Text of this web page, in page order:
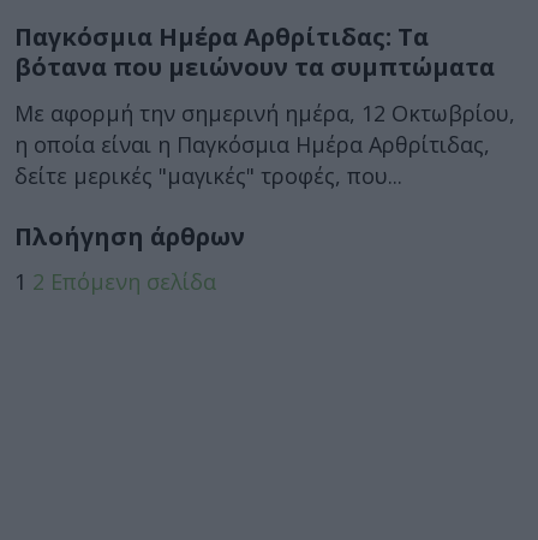
Παγκόσμια Ημέρα Αρθρίτιδας: Τα
βότανα που μειώνουν τα συμπτώματα
Με αφορμή την σημερινή ημέρα, 12 Οκτωβρίου,
η οποία είναι η Παγκόσμια Ημέρα Αρθρίτιδας,
δείτε μερικές "μαγικές" τροφές, που...
Πλοήγηση άρθρων
1 2 Επόμενη σελίδα